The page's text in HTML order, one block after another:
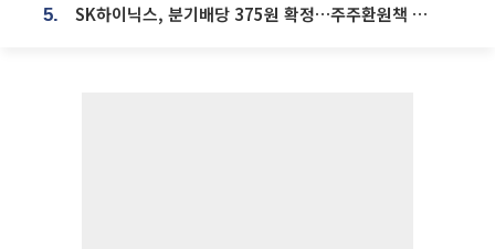
5. SK하이닉스, 분기배당 375원 확정…주주환원책 9월로 앞당겨 발표